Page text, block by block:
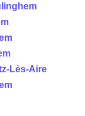
Lès-Aire